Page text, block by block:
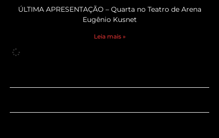
ÚLTIMA APRESENTAÇÃO – Quarta no Teatro de Arena
Eugênio Kusnet
Leia mais »